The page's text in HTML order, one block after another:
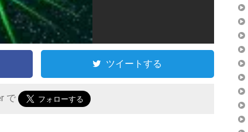
ツイートする
で